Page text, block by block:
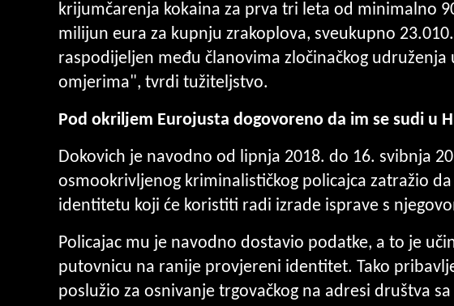
krijumčarenja kokaina za prva tri leta od minimalno
milijun eura za kupnju zrakoplova, sveukupno
raspodijeljen među članovima zločinačkog
omjerima", tvrdi tužiteljstvo.
Pod okriljem Eurojusta dogovoreno da im se sudi u
Dokovich je navodno od lipnja 2018. do 16. svibnja
osmookrivljenog kriminalističkog policajca zatražio
identitetu koji će koristiti radi izrade isprave s
Policajac mu je navodno dostavio podatke, a to je
putovnicu na ranije provjereni identitet. Tako
poslužio za osnivanje trgovačkog na adresi društva